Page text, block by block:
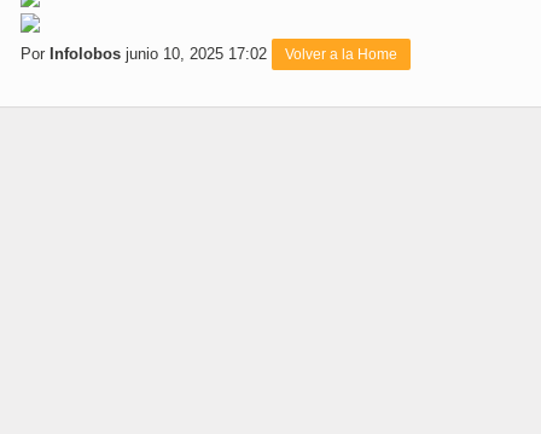
Por Infolobos junio 10, 2025 17:02 Volver a la Home